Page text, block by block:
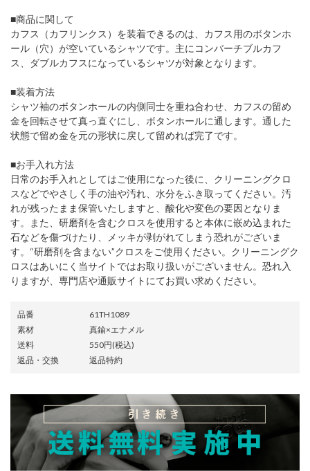
■商品に関して
カフス（カフリンクス）を装着できるのは、カフス用のボタンホ
ール（穴）が空いているシャツです。主にコンバーチブルカフ
ス、ダブルカフスになっているシャツが対象となります。
■装着方法
シャツ袖のボタンホールの内側同士を重ね合わせ、カフスの留め
金を回転させて真っ直ぐにし、ボタンホールに通します。通した
状態で留め金を元の形状に戻して留めれば完了です。
■お手入れ方法
日常のお手入れとしてはご使用になった後に、クリーニングクロ
スなどでやさしく手の油や汚れ、水分をふき取ってください。汚
れが残ったまま保管いたしますと、酸化や変色の要因となりま
す。また、研磨剤を含むクロスを使用すると本体に嵌め込まれた
石などを傷づけたり、メッキが剥がれてしまう恐れがございま
す。“研磨剤を含まない”クロスをご使用ください。クリーニングク
ロスはあいにく当サイトではお取り扱いがございません。恐れ入
りますが、専門店や通販サイトにてお買い求めください。
品番
61TH1089
素材
真鍮×エナメル
送料
550円(税込)
返品・交換
返品特約